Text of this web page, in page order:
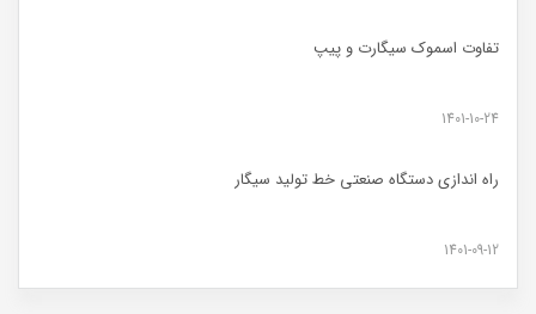
تفاوت اسموک سیگارت و پیپ
1401-10-24
راه اندازی دستگاه صنعتی خط تولید سیگار
1401-09-12